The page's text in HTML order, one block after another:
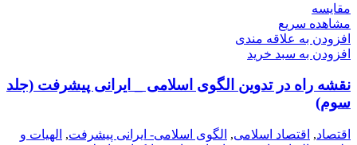
مقایسه
مشاهده سریع
افزودن به علاقه مندی
افزودن به سبد خرید
نقشه راه در تدوین الگوی اسلامی _ ایرانی پیشرفت (جلد
سوم)
اقتصاد, اقتصاد اسلامی, الگوی اسلامی- ایرانی پیشرفت, الهیات و